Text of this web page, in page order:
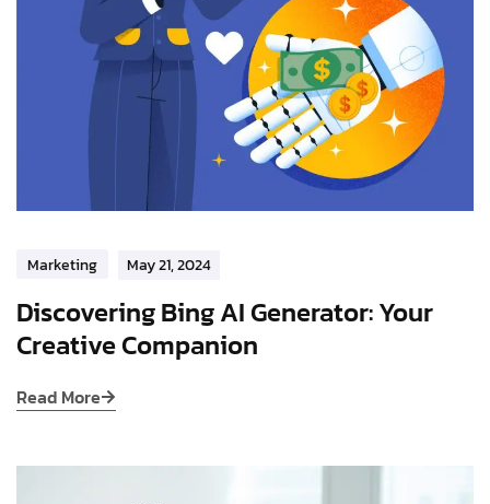
Marketing May 21, 2024
Discovering Bing AI Generator: Your
Creative Companion
Read More